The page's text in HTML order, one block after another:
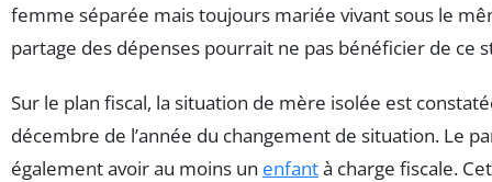
femme séparée mais toujours mariée vivant sous le
partage des dépenses pourrait ne pas bénéficier de ce
Sur le plan fiscal, la situation de mère isolée est
décembre de l’année du changement de situation. Le
également avoir au moins un enfantà charge fiscale.